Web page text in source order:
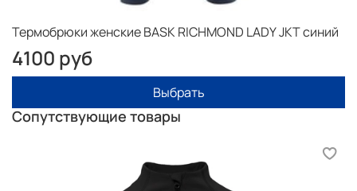
Термобрюки женские BASK RICHMOND LADY JKT синий
4100 руб
Выбрать
Сопутствующие товары